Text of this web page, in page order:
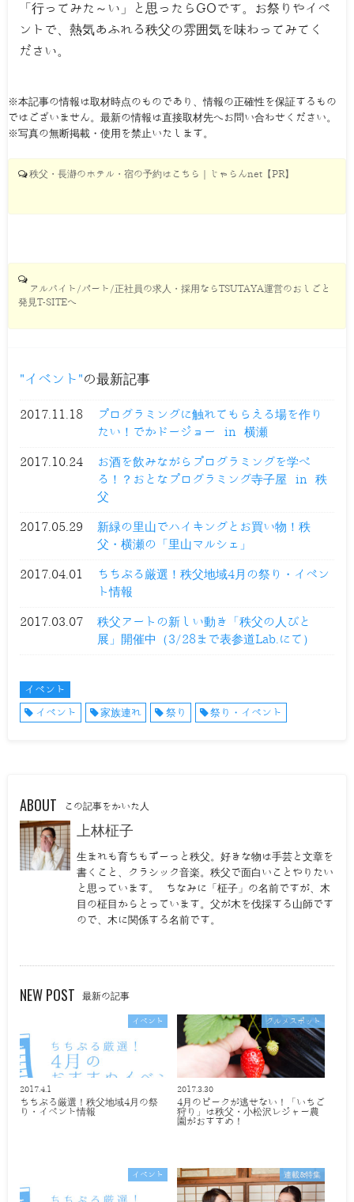
「行ってみた～い」と思ったらGOです。お祭りやイベ
ントで、熱気あふれる秩父の雰囲気を味わってみてく
ださい。
※本記事の情報は取材時点のものであり、情報の正確性を保証するもの
ではございません。最新の情報は直接取材先へお問い合わせください。
※写真の無断掲載・使用を禁止いたします。
秩父・長瀞のホテル・宿の予約はこちら｜じゃらんnet【PR】
アルバイト/パート/正社員の求人・採用ならTSUTAYA運営のおしごと
発見T-SITEへ
イベント の最新記事
2017.11.18
プログラミングに触れてもらえる場を作り
たい！でかドージョー in 横瀬
2017.10.24
お酒を飲みながらプログラミングを学べ
る！？おとなプログラミング寺子屋 in 秩
父
2017.05.29
新緑の里山でハイキングとお買い物！秩
父・横瀬の「里山マルシェ」
2017.04.01
ちちぶる厳選！秩父地域4月の祭り・イベン
ト情報
2017.03.07
秩父アートの新しい動き「秩父の人びと
展」開催中（3/28まで表参道Lab.にて）
イベント
イベント 家族連れ 祭り 祭り・イベント
ABOUT この記事をかいた人
上林柾子
生まれも育ちもずーっと秩父。好きな物は手芸と文章を
書くこと、クラシック音楽。秩父で面白いことやりたい
と思っています。 ちなみに「柾子」の名前ですが、木
目の柾目からとっています。父が木を伐採する山師です
ので、木に関係する名前です。
NEW POST 最新の記事
イベント
2017.4.1
ちちぶる厳選！秩父地域4月の祭
り・イベント情報
グルメスポット
2017.3.30
4月のピークが逃せない！「いちご
狩り」は秩父・小松沢レジャー農
園がおすすめ！
イベント 連載&特集